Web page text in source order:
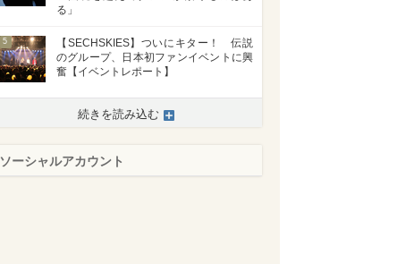
る」
5
【SECHSKIES】ついにキター！ 伝説
のグループ、日本初ファンイベントに興
奮【イベントレポート】
続きを読み込む
ソーシャルアカウント